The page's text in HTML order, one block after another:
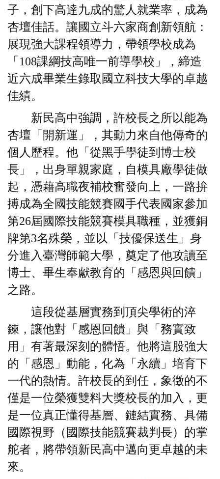
子，創下高達九成的驚人就業率，成為
杏壇佳話。讓國立斗六家商創新領航：
展現強大課程領導力，帶領學校成為
「108課綱技高唯一前導學校」，締造
近六成畢業生錄取國立科技大學的卓越
佳績。
新民高中強調，許校長之所以能為
杏壇「開新運」，其動力來自他傳奇的
個人歷程。他「從黑手學徒到博士校
長」，出身單親家庭，自模具廠學徒做
起，憑藉高職夜補校奮發向上，一路拚
搏成為全國技能競賽國手代表國家參加
第26屆國際技能競賽模具職種，並獲銅
牌第3名殊榮，並以「技優保送生」身
分進入臺灣師範大學，奠定了他攻讀至
博士、畢生奉獻教育的「感恩與回饋」
之路。
這段從基層實務到頂尖學術的淬
鍊，讓他對「感恩回饋」與「務實致
用」有著最深刻的體悟。他將這股強大
的「感恩」動能，化為「永續」培育下
一代的熱情。許校長的到任，象徵的不
僅是一位榮獲雙料大獎校長的加入，更
是一位真正懂得基層、鏈結實務、具備
國際視野（國際技能競賽裁判長）的掌
舵者，將帶領新民高中邁向更卓越的未
來。